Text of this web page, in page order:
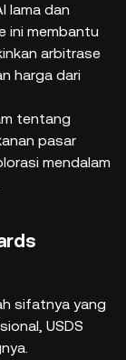
lama dan
ini membantu
arbitrase
harga dari
tentang
pasar
mendalam
sifatnya yang
USDS